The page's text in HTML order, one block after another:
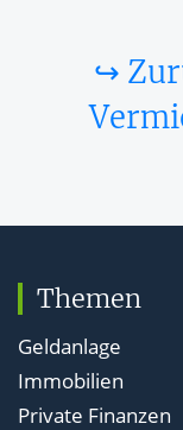
↪
Themen
Geldanlage
Immobilien
Private Finanzen